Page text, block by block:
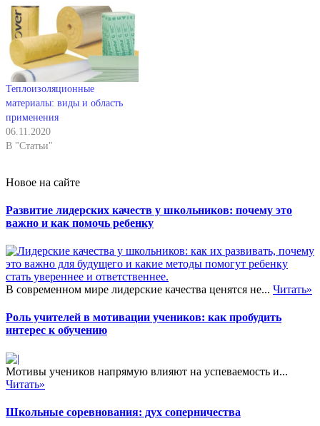
Теплоизоляционные
материалы: виды и область
применения
06.11.2020
В "Статьи"
Новое на сайте
Развитие лидерских качеств у школьников: почему это
важно и как помочь ребенку
В современном мире лидерские качества ценятся не... Читать»
Роль учителей в мотивации учеников: как пробудить
интерес к обучению
Мотивы учеников напрямую влияют на успеваемость и...
Читать»
Школьные соревнования: дух соперничества